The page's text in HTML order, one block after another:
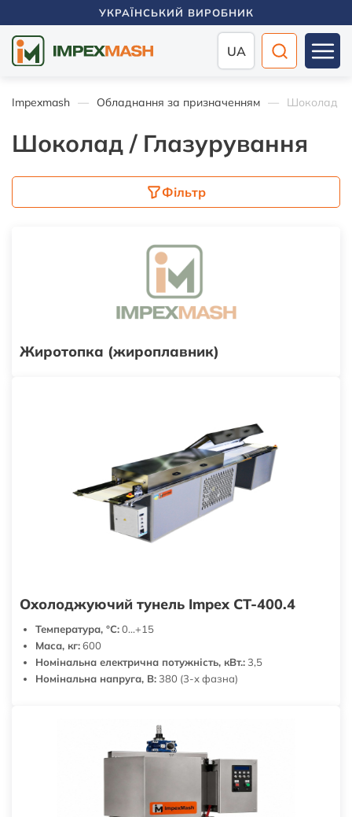
УКРАЇНСЬКИЙ ВИРОБНИК
UA
Impexmash Обладнання за призначенням Шоколад /
Шоколад / Глазурування
Фільтр
Жиротопка (жироплавник)
Охолоджуючий тунель Impex CT-400.4
Температура, °С:0...+15
Маса, кг:600
Номінальна електрична потужність, кВт.: 3,5
Номінальна напруга, В: 380 (3-х фазна)